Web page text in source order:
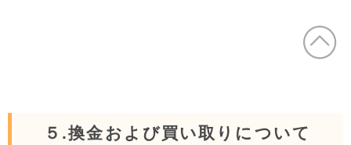
５.換金および買い取りについて